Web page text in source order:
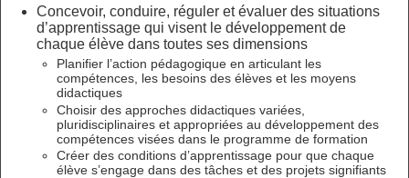
Concevoir, conduire, réguler et évaluer des situations
d’apprentissage qui visent le développement de
chaque élève dans toutes ses dimensions
Planifier l’action pédagogique en articulant les
compétences, les besoins des élèves et les moyens
didactiques
Choisir des approches didactiques variées,
pluridisciplinaires et appropriées au développement des
compétences visées dans le programme de formation
Créer des conditions d’apprentissage pour que chaque
élève s’engage dans des tâches et des projets signifiants